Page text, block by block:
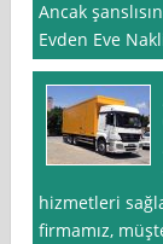
Ancak
Evden Eve
hizmetleri
firmamız,